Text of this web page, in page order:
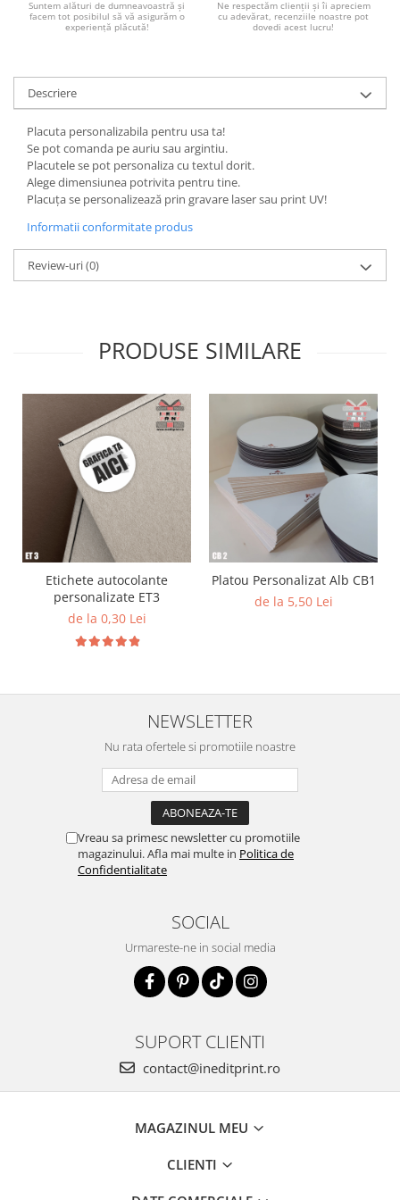
Paste
Alte evenimente
Nunta
Domnisoara / Domnisor
Sporturi
Personaje
Porumbei
Diverse
Alte limbi
Engleza
Maghiara
Slovaca
Toppere Flori
Pachete de toppere
Oferte (Cake Toppers)
Oferte (Toppere Flori)
Pachete Inedite
Stand Prezentare
Oneline (Topper Lateral)
Suntem alături de dumneavoastră și
facem tot posibilul să vă asigurăm o
experiență plăcută!
Ne respectăm clienții și îi apreciem
cu adevărat, recenziile noastre pot
dovedi acest lucru!
Descriere
Placuta personalizabila pentru usa ta!
Se pot comanda pe auriu sau argintiu.
Placutele se pot personaliza cu textul dorit.
Alege dimensiunea potrivita pentru tine.
Placuța se personalizează prin gravare laser sau print UV!
Informatii conformitate produs
Review-uri(0)
PRODUSE SIMILARE
Etichete autocolante
personalizate ET3
de la 0,30 Lei
Platou Personalizat Alb CB1
de la 5,50 Lei
NEWSLETTER
Nu rata ofertele si promotiile noastre
Vreau sa primesc newsletter cu promotiile
magazinului. Afla mai multe in Politica de
Confidentialitate
SOCIAL
Urmareste-ne in social media
SUPORT CLIENTI
contact@ineditprint.ro
MAGAZINUL MEU
CLIENTI